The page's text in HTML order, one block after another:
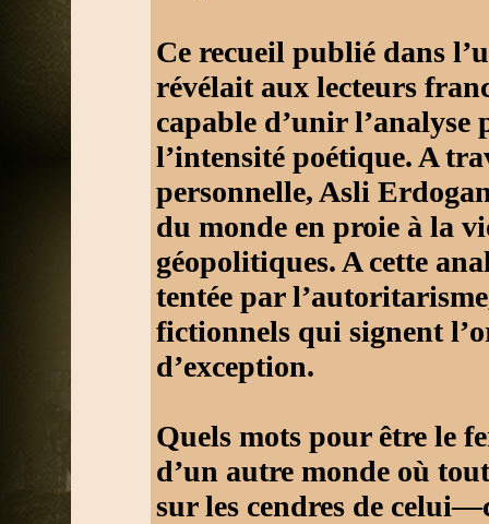
Ce recueil publié dans
révélait aux lecteurs
capable d’unir
l’intensité poétique. A
personnelle, Asli
du monde en proie à la
géopolitiques. A cette
tentée par
fictionnels qui signent
d’exception.
Quels mots pour être le
d’un autre monde où
sur les cendres de